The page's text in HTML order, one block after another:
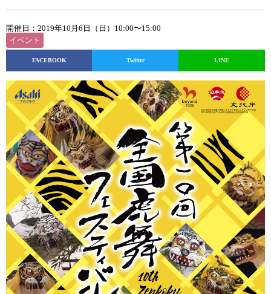
開催日：2019年10月6日（日）10:00〜15:00
イベント
FACEBOOK Twitter LINE